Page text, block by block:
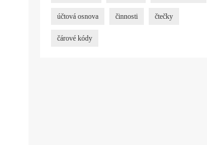
účtová osnova činnosti čtečky
čárové kódy